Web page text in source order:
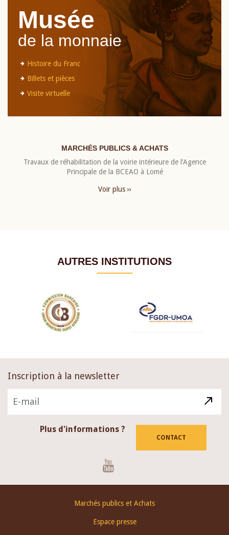
Musée
de la monnaie
Histoire du Franc
Billets et pièces
Visite virtuelle
MARCHÉS PUBLICS & ACHATS
Travaux de réhabilitation de la voirie intérieure de l’Agence
Principale de la BCEAO à Lomé
Voir plus ››
AUTRES INSTITUTIONS
Inscription à la newsletter
Plus d'informations ?
CONTACT
Marchés publics et Achats
Espace presse